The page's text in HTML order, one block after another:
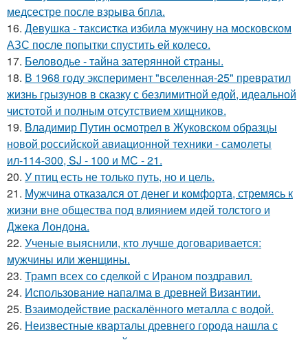
медсестре после взрыва бпла.
16. Девушка - таксистка избила мужчину на московском
АЗС после попытки спустить ей колесо.
17. Беловодье - тайна затерянной страны.
18. В 1968 году эксперимент "вселенная-25" превратил
жизнь грызунов в сказку с безлимитной едой, идеальной
чистотой и полным отсутствием хищников.
19. Владимир Путин осмотрел в Жуковском образцы
новой российской авиационной техники - самолеты
ил-114-300, SJ - 100 и МС - 21.
20. У птиц есть не только путь, но и цель.
21. Мужчина отказался от денег и комфорта, стремясь к
жизни вне общества под влиянием идей толстого и
Джека Лондона.
22. Ученые выяснили, кто лучше договаривается:
мужчины или женщины.
23. Трамп всех со сделкой с Ираном поздравил.
24. Использование напалма в древней Византии.
25. Взаимодействие раскалённого металла с водой.
26. Неизвестные кварталы древнего города нашла с